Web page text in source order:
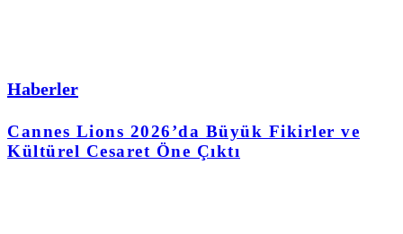
Haberler
Cannes Lions 2026’da Büyük Fikirler ve
Kültürel Cesaret Öne Çıktı